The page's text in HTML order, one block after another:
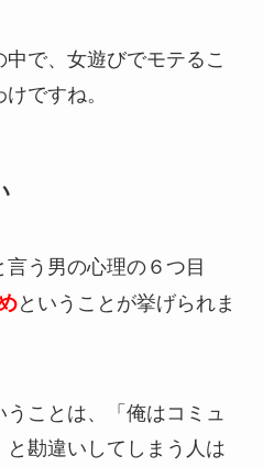
で、女遊びでモテるこ
ですね。
う男の心理の６つ目
ということが挙げられま
ことは、「俺はコミュ
勘違いしてしまう人は